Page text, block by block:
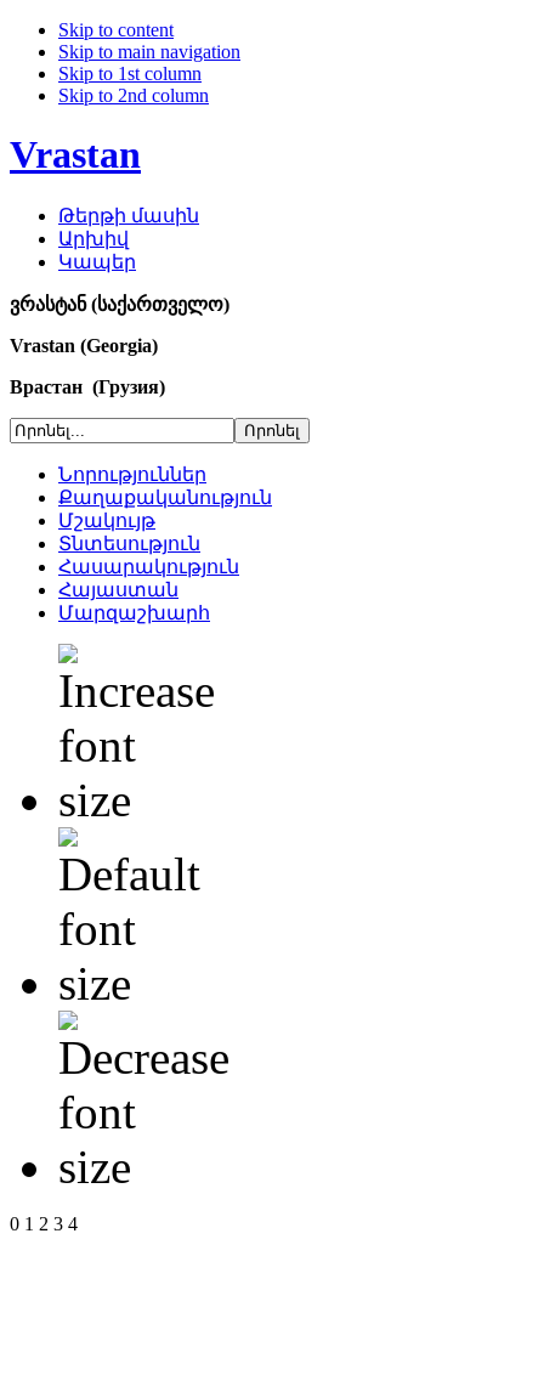
Skip to content
Skip to main navigation
Skip to 1st column
Skip to 2nd column
Vrastan
Թերթի մասին
Արխիվ
Կապեր
ვრასტან (საქართველო)
Vrastan (Georgia)
Врастан (Грузия)
Նորություններ
Քաղաքականություն
Մշակույթ
Տնտեսություն
Հասարակություն
Հայաստան
Մարզաշխարհ
0 1 2 3 4